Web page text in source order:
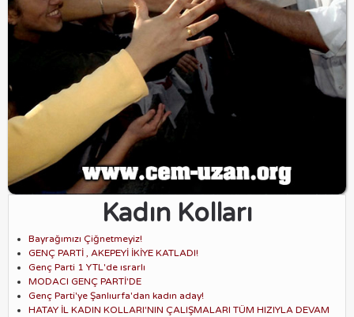
Kadın Kolları
Bayrağımızı Çiğnetmeyiz!
GENÇ PARTİ , AKEPEYİ İKİYE KATLADI!
Genç Parti 1 YTL'de ısrarlı
MODACI GENÇ PARTİ'DE
Genç Parti'ye Şanlıurfa'dan kadın aday!
HATAY İL KADIN KOLLARI'NIN ÇALIŞMALARI TÜM HIZIYLA DEVAM